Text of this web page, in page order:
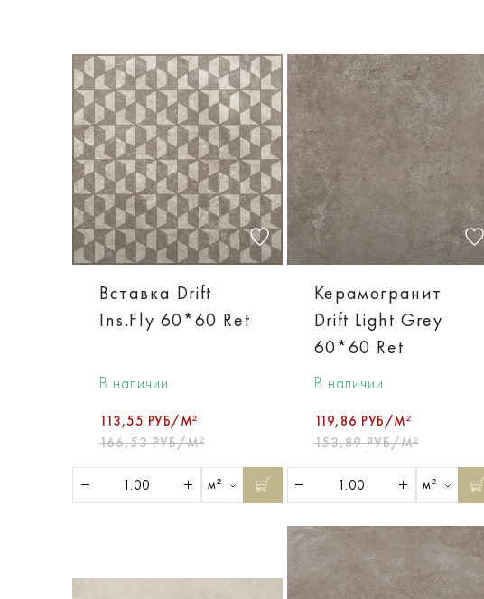
Вставка Drift
Ins.Fly 60*60 Ret
В наличии
113,55 РУБ/М²
166,53 РУБ/М²
м²
Керамогранит
Drift Light Grey
60*60 Ret
В наличии
119,86 РУБ/М²
153,89 РУБ/М²
м²